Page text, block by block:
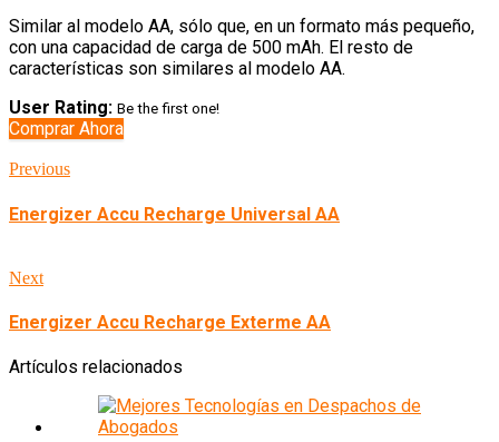
Similar al modelo AA, sólo que, en un formato más pequeño,
con una capacidad de carga de 500 mAh. El resto de
características son similares al modelo AA.
User Rating: Be the first one!
Comprar Ahora
Previous
Energizer Accu Recharge Universal AA
Next
Energizer Accu Recharge Exterme AA
Artículos relacionados